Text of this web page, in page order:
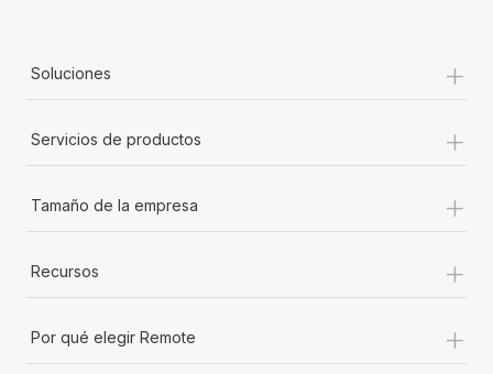
Soluciones +
Servicios de productos +
Tamaño de la empresa +
Recursos +
Por qué elegir Remote +